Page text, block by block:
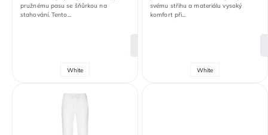
pružnému pasu se šňůrkou na
stahování. Tento...
White
svému střihu a materiálu vysoký
komfort při...
White